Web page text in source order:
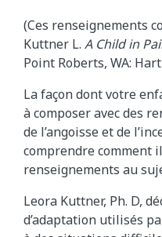
(Ces renseignements
Kuttner L. A Child in
Point Roberts, WA:
La façon dont votre
à composer avec des
de l’angoisse et de
comprendre comment
renseignements au
Leora Kuttner, Ph. D,
d’adaptation utilisés